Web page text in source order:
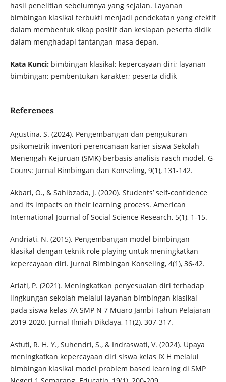
hasil penelitian sebelumnya yang sejalan. Layanan
bimbingan klasikal terbukti menjadi pendekatan yang efektif
dalam membentuk sikap positif dan kesiapan peserta didik
dalam menghadapi tantangan masa depan.
Kata Kunci: bimbingan klasikal; kepercayaan diri; layanan
bimbingan; pembentukan karakter; peserta didik
References
Agustina, S. (2024). Pengembangan dan pengukuran
psikometrik inventori perencanaan karier siswa Sekolah
Menengah Kejuruan (SMK) berbasis analisis rasch model. G-
Couns: Jurnal Bimbingan dan Konseling, 9(1), 131-142.
Akbari, O., & Sahibzada, J. (2020). Students’ self-confidence
and its impacts on their learning process. American
International Journal of Social Science Research, 5(1), 1-15.
Andriati, N. (2015). Pengembangan model bimbingan
klasikal dengan teknik role playing untuk meningkatkan
kepercayaan diri. Jurnal Bimbingan Konseling, 4(1), 36-42.
Ariati, P. (2021). Meningkatkan penyesuaian diri terhadap
lingkungan sekolah melalui layanan bimbingan klasikal
pada siswa kelas 7A SMP N 7 Muaro Jambi Tahun Pelajaran
2019-2020. Jurnal Ilmiah Dikdaya, 11(2), 307-317.
Astuti, R. H. Y., Suhendri, S., & Indraswati, V. (2024). Upaya
meningkatkan kepercayaan diri siswa kelas IX H melalui
bimbingan klasikal model problem based learning di SMP